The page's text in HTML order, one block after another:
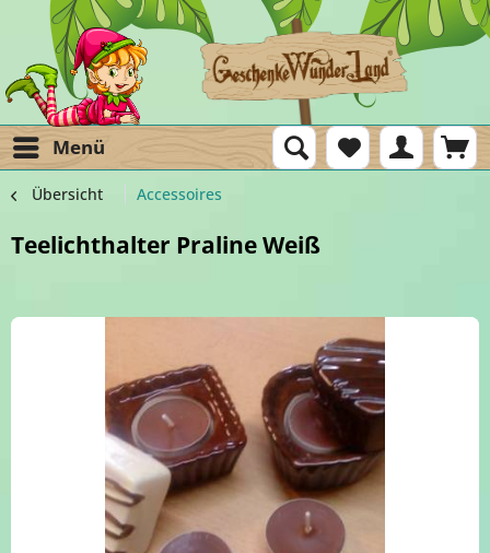
Menü
Übersicht Accessoires
Teelichthalter Praline Weiß